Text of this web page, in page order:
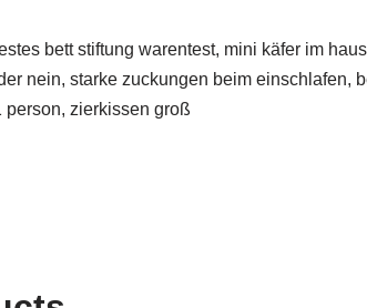
bett stiftung warentest, mini käfer im
nein, starke zuckungen beim
person, zierkissen groß